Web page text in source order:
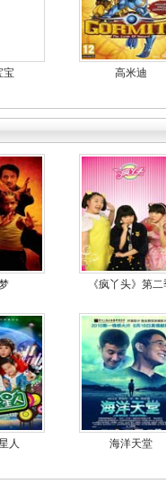
宝 高米迪
《疯丫头》第二
人 海洋天堂